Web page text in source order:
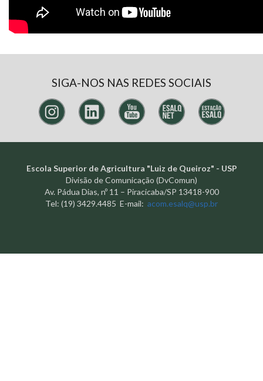
SIGA-NOS NAS REDES SOCIAIS
Escola Superior de Agricultura "Luiz de Queiroz" - USP
Divisão de Comunicação (DvComun)
Av. Pádua Dias, nº 11 – Piracicaba/SP 13418-900
Tel: (19) 3429.4485 E-mail: acom.esalq@usp.br